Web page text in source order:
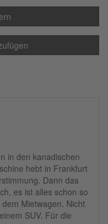
in den kanadischen
hebt in Frankfurt
Dann das
es ist alles schon so
Mietwagen. Nicht
SUV. Für die